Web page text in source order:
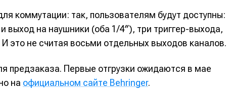
данных иПравила площадки.
данных иПравила площадки.
данных иПравила площадки.
данных иПравила площадки.
коммутации: так, пользователям будут доступны:
выход на наушники (оба 1/4″), три триггер-выхода,
это не считая восьми отдельных выходов каналов.
предзаказа. Первые отгрузки ожидаются в мае
на официальном сайте Behringer.